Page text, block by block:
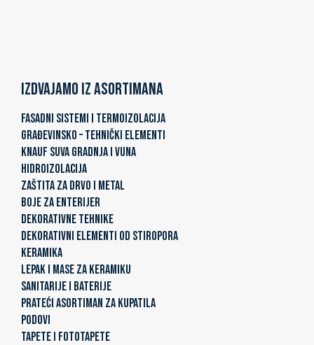
Izdvajamo iz asortimana
FASADNI SISTEMI I TERMOIZOLACIJA
GRAĐEVINSKO – TEHNIČKI ELEMENTI
KNAUF SUVA GRADNJA I VUNA
HIDROIZOLACIJA
ZAŠTITA ZA DRVO I METAL
BOJE ZA ENTERIJER
DEKORATIVNE TEHNIKE
DEKORATIVNI ELEMENTI OD STIROPORA
KERAMIKA
LEPAK I MASE ZA KERAMIKU
SANITARIJE I BATERIJE
PRATEĆI ASORTIMAN ZA KUPATILA
PODOVI
TAPETE I FOTOTAPETE